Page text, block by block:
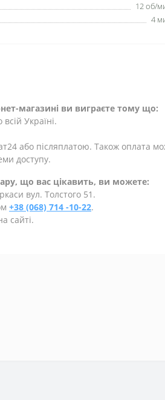
12 об/
4
магазині ви виграєте тому що:
Україні.
або післяплатою. Також оплата
доступу.
що вас цікавить, ви можете:
вул. Толстого 51.
+38 (068) 714 -10-22.
сайті.